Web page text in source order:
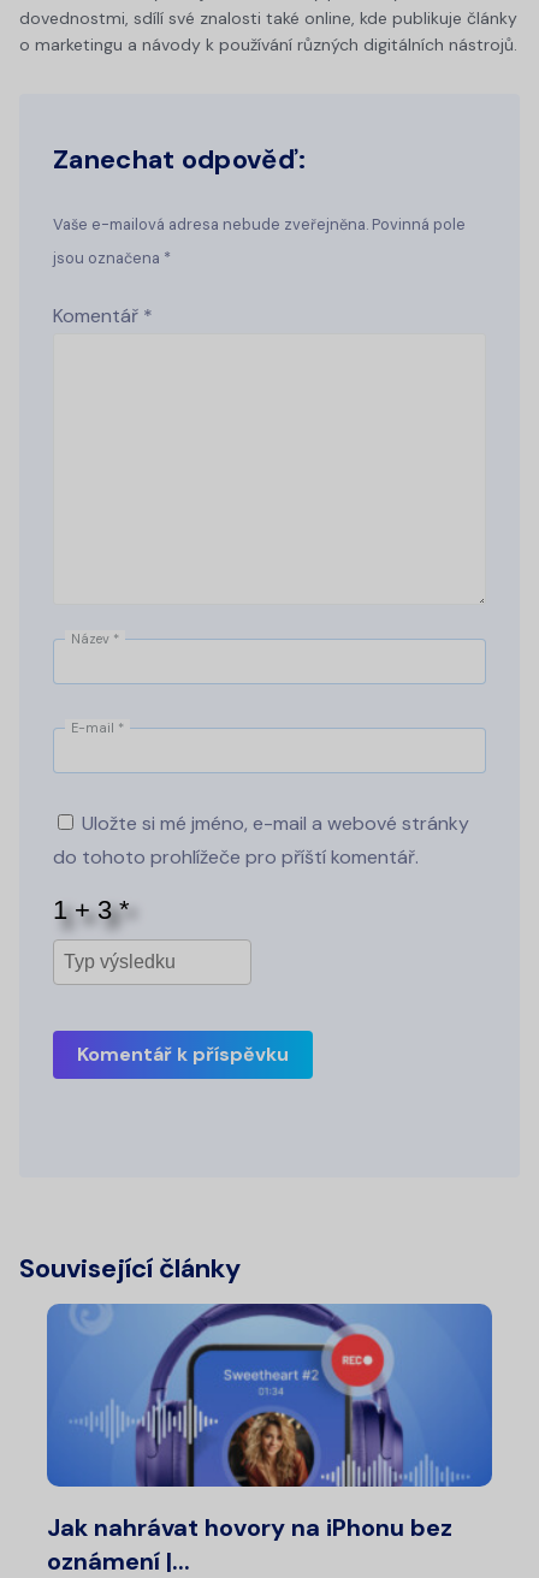
dovednostmi, sdílí své znalosti také online, kde publikuje články
o marketingu a návody k používání různých digitálních nástrojů.
Zanechat odpověď:
Vaše e-mailová adresa nebude zveřejněna. Povinná pole
jsou označena *
Komentář *
Název *
E-mail *
Uložte si mé jméno, e-mail a webové stránky
do tohoto prohlížeče pro příští komentář.
Komentář k příspěvku
Související články
Jak nahrávat hovory na iPhonu bez
oznámení |...